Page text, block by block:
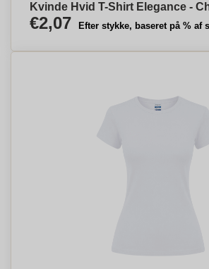
Kvinde Hvid T-Shirt Elegance -
€2,07 Efter stykke, baseret på % af